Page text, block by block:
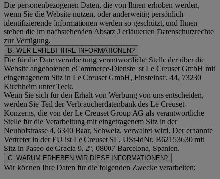
Die personenbezogenen Daten, die von Ihnen erhoben werden,
wenn Sie die Website nutzen, oder anderweitig persönlich
identifizierende Informationen werden so geschützt, und Ihnen
stehen die im nachstehenden Absatz J erläuterten Datenschutzrechte
zur Verfügung.
B. WER ERHEBT IHRE INFORMATIONEN?
Die für die Datenverarbeitung verantwortliche Stelle der über die
Website angebotenen eCommerce-Dienste ist Le Creuset GmbH mit
eingetragenem Sitz in Le Creuset GmbH, Einsteinstr. 44, 73230
Kirchheim unter Teck.
Wenn Sie sich für den Erhalt von Werbung von uns entscheiden,
werden Sie Teil der Verbraucherdatenbank des Le Creuset-
Konzerns, die von der Le Creuset Group AG als verantwortliche
Stelle für die Verarbeitung mit eingetragenem Sitz in der
Neuhofstrasse 4, 6340 Baar, Schweiz, verwaltet wird. Der ernannte
Vertreter in der EU ist Le Creuset SL, USt-IdNr. B62153630 mit
Sitz in Paseo de Gracia 9, 2º, 08007 Barcelona, Spanien.
C. WARUM ERHEBEN WIR DIESE INFORMATIONEN?
Wir können Ihre Daten für die folgenden Zwecke verarbeiten: